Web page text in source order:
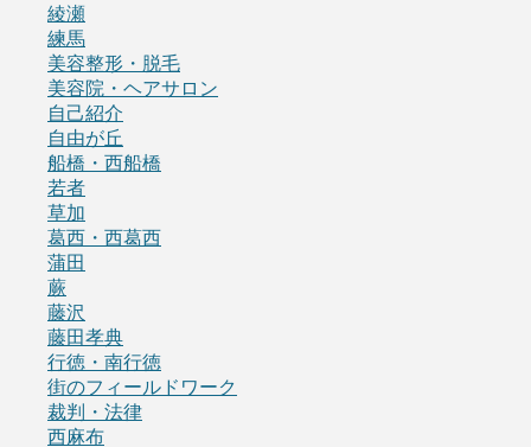
綾瀬
練馬
美容整形・脱毛
美容院・ヘアサロン
自己紹介
自由が丘
船橋・西船橋
若者
草加
葛西・西葛西
蒲田
蕨
藤沢
藤田孝典
行徳・南行徳
街のフィールドワーク
裁判・法律
西麻布